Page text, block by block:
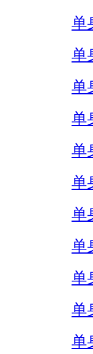
单
单
单
单
单
单
单
单
单
单
单